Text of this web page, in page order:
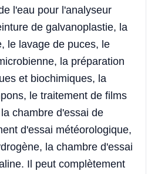
l'eau pour l'analyseur
de galvanoplastie, la
le lavage de puces, le
la préparation
et biochimiques, la
le traitement de films
chambre d'essai de
d'essai météorologique,
la chambre d'essai
Il peut complètement